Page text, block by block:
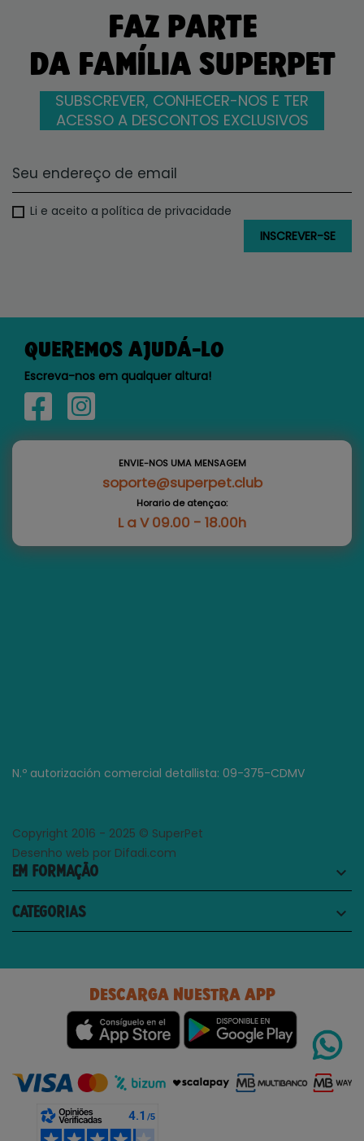
FAZ PARTE
DA FAMÍLIA SUPERPET
SUBSCREVER, CONHECER-NOS E TER
ACESSO A DESCONTOS EXCLUSIVOS
Li e aceito a política de privacidade
QUEREMOS AJUDÁ-LO
Escreva-nos em qualquer altura!
ENVIE-NOS UMA MENSAGEM
soporte@superpet.club
Horario de atençao:
L a V 09.00 - 18.00h
N.º autorización comercial detallista: 09-375-CDMV
Copyright 2016 - 2025 © SuperPet
Desenho web por Difadi.com
EM FORMAÇÃO keyboard_arrow_down
CATEGORIAS keyboard_arrow_down
DESCARGA NUESTRA APP